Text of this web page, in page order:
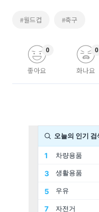
#월드컵 #축구
좋아요
0
화나요
0